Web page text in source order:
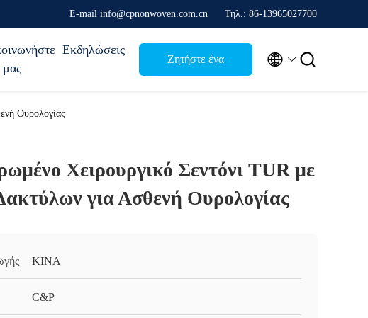
Ε-mail info@cpnonwoven.com.cn Τηλ.: 86-13965027700
μας
Εκδηλώσεις
Ζητήστε ένα  
Ουρολογίας
Χειρουργικό Σεντόνι TUR με
για Ασθενή Ουρολογίας
ΚΙΝΑ
C&P